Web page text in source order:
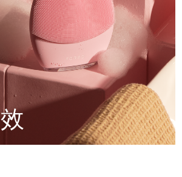
設備
treatment devices
護理設備
eye massagers
皮肤护理
pore care essentials
Dual-Peptide Scalp
hair
Teeth Whitening Gel
男士
預計送達日期 10/08/2026
預計送達日期 12/08/2026
預計送達日期 08/08/2026
預計送達日期11/08/2026
預計送達日期13/08/2026